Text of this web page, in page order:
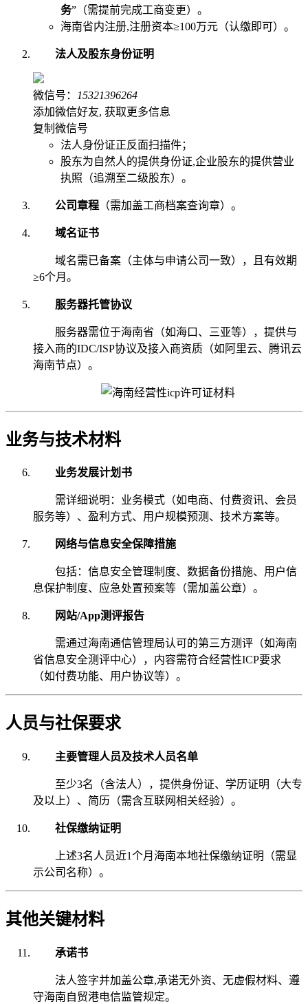
务”（需提前完成工商变更）。
海南省内注册,注册资本≥100万元（认缴即可）。
法人及股东身份证明
微信号：
15321396264
添加微信好友, 获取更多信息
复制微信号
法人身份证正反面扫描件；
股东为自然人的提供身份证,企业股东的提供营业
执照（追溯至二级股东）。
公司章程 （需加盖工商档案查询章）。
域名证书
域名需已备案（主体与申请公司一致），且有效期
≥6个月。
服务器托管协议
服务器需位于海南省（如海口、三亚等），提供与
接入商的IDC/ISP协议及接入商资质（如阿里云、腾讯云
海南节点）。
业务与技术材料
业务发展计划书
需详细说明：业务模式（如电商、付费资讯、会员
服务等）、盈利方式、用户规模预测、技术方案等。
网络与信息安全保障措施
包括：信息安全管理制度、数据备份措施、用户信
息保护制度、应急处置预案等（需加盖公章）。
网站/App测评报告
需通过海南通信管理局认可的第三方测评（如海南
省信息安全测评中心），内容需符合经营性ICP要求
（如付费功能、用户协议等）。
人员与社保要求
主要管理人员及技术人员名单
至少3名（含法人），提供身份证、学历证明（大专
及以上）、简历（需含互联网相关经验）。
社保缴纳证明
上述3名人员近1个月海南本地社保缴纳证明（需显
示公司名称）。
其他关键材料
承诺书
法人签字并加盖公章,承诺无外资、无虚假材料、遵
守海南自贸港电信监管规定。